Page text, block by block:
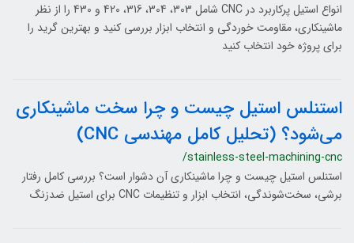
انواع استیل پرکاربرد در CNC شامل 303، 304، 316، 420 و 430 را از نظر
ماشینکاری، مقاومت خوردگی و انتخاب ابزار بررسی کنید و بهترین گرید را
برای پروژه خود انتخاب کنید
استنلس استیل چیست و چرا سخت ماشینکاری
می‌شود؟ (تحلیل کامل مهندسی CNC)
/stainless-steel-machining-cnc
استنلس استیل چیست و چرا ماشینکاری آن دشوار است؟ بررسی کامل رفتار
برشی، سخت‌شوندگی، انتخاب ابزار و تنظیمات CNC برای استیل ضدزنگ